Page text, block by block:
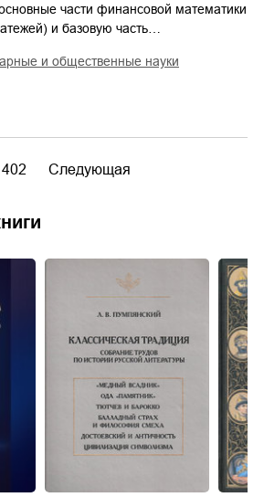
части финансовой математики
и базовую часть…
и общественные науки
402 Следующая